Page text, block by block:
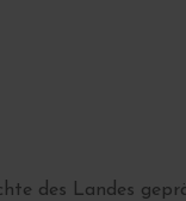
des Landes